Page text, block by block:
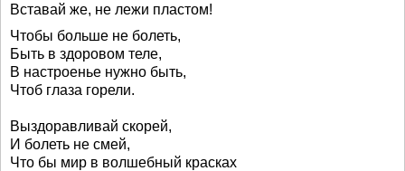
Вставай же, не лежи пластом!
Чтобы больше не болеть,
Быть в здоровом теле,
В настроенье нужно быть,
Чтоб глаза горели.
Выздоравливай скорей,
И болеть не смей,
Что бы мир в волшебный красках